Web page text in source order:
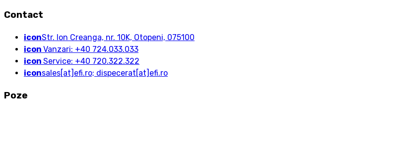
Contact
iconStr. Ion Creanga, nr. 10K, Otopeni, 075100
icon Vanzari: +40 724.033.033
icon Service: +40 720.322.322
iconsales[at]efi.ro; dispecerat[at]efi.ro
Poze